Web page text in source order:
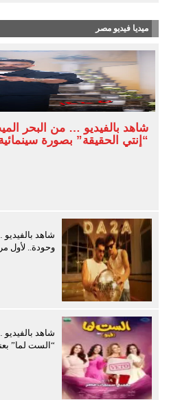
ميديا فيديو مصر
شاهد بالفيديو … من البحر
“إنتي الحقيقة” بصورة
شاهد
وحودة.. لأول
شاهد بالفيديو
“الست لما”